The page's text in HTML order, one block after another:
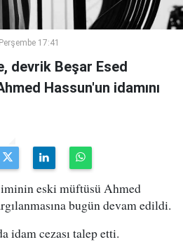
17:41
devrik Beşar Esed
Hassun'un idamını
eski müftüsü Ahmed
bugün devam edildi.
idam cezası talep etti.